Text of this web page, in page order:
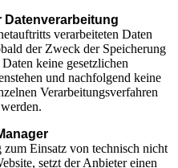
Datenverarbeitung
verarbeiteten Daten
der Zweck der Speicherung
keine gesetzlichen
und nachfolgend keine
Verarbeitungsverfahren
Einsatz von technisch nicht
setzt der Anbieter einen